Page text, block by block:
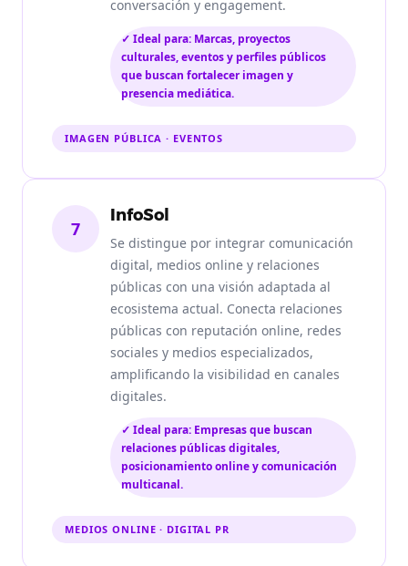
conversación y engagement.
✓ Ideal para: Marcas, proyectos
culturales, eventos y perfiles públicos
que buscan fortalecer imagen y
presencia mediática.
IMAGEN PÚBLICA · EVENTOS
7
InfoSol
Se distingue por integrar comunicación
digital, medios online y relaciones
públicas con una visión adaptada al
ecosistema actual. Conecta relaciones
públicas con reputación online, redes
sociales y medios especializados,
amplificando la visibilidad en canales
digitales.
✓ Ideal para: Empresas que buscan
relaciones públicas digitales,
posicionamiento online y comunicación
multicanal.
MEDIOS ONLINE · DIGITAL PR